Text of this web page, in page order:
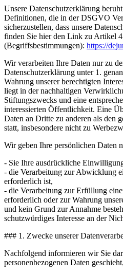
Unsere Datenschutzerklärung
Definitionen, die in der DSGVO
sicherzustellen, dass unsere
finden Sie hier den Link zu Artikel
(Begriffsbestimmungen): https://
Wir verarbeiten Ihre Daten nur zu
Datenschutzerklärung unter 1.
Wahrung unserer berechtigten
liegt in der nachhaltigen
Stiftungszwecks und eine
interessierten Öffentlichkeit. Eine
Daten an Dritte zu anderen als den
statt, insbesondere nicht zu
Wir geben Ihre persönlichen Daten
- Sie Ihre ausdrückliche
- die Verarbeitung zur Abwicklung
erforderlich ist,
- die Verarbeitung zur Erfüllung
erforderlich oder zur Wahrung
und kein Grund zur Annahme
schutzwürdiges Interesse an der
### 1. Zwecke unserer
Nachfolgend informieren wir Sie
personenbezogenen Daten